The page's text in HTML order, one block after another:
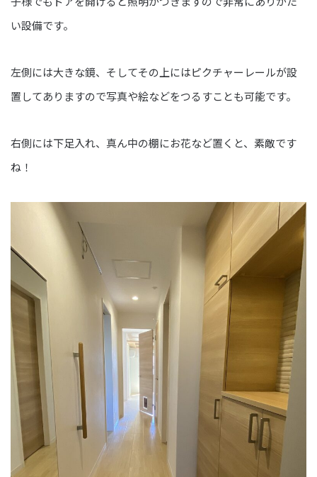
い設備です。
左側には大きな鏡、そしてその上にはピクチャーレールが設
置してありますので写真や絵などをつるすことも可能です。
右側には下足入れ、真ん中の棚にお花など置くと、素敵です
ね！